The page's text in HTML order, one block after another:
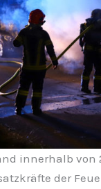
innerhalb von
der